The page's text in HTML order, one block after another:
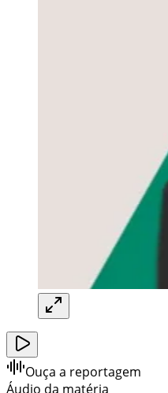
Ouça a reportagem
Áudio da matéria